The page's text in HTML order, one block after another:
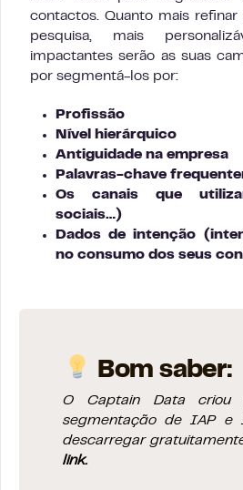
contactos. Quanto mais
pesquisa, mais
impactantes serão as suas
por segmentá-los por:
Profissão
Nível hierárquico
Antiguidade na empresa
Palavras-chave
Os canais que
sociais…)
Dados de intenção
no consumo dos seus
Bom saber:
O Captain Data criou
segmentação de IAP e
descarregar
link.